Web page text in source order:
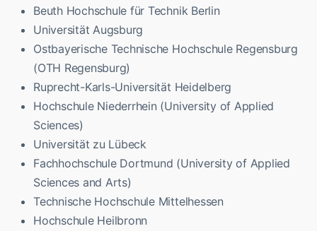
Beuth Hochschule für Technik Berlin
Universität Augsburg
Ostbayerische Technische Hochschule Regensburg
(OTH Regensburg)
Ruprecht-Karls-Universität Heidelberg
Hochschule Niederrhein (University of Applied
Sciences)
Universität zu Lübeck
Fachhochschule Dortmund (University of Applied
Sciences and Arts)
Technische Hochschule Mittelhessen
Hochschule Heilbronn